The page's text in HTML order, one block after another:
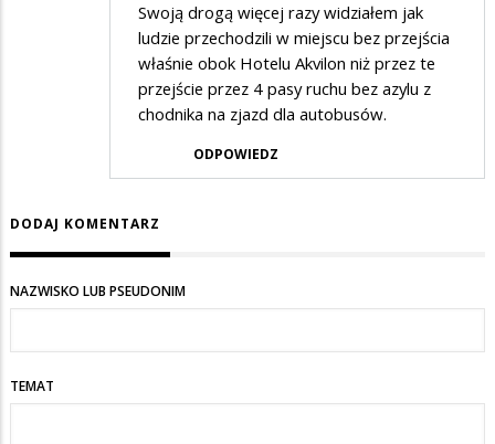
Swoją drogą więcej razy widziałem jak
ludzie przechodzili w miejscu bez przejścia
właśnie obok Hotelu Akvilon niż przez te
przejście przez 4 pasy ruchu bez azylu z
chodnika na zjazd dla autobusów.
ODPOWIEDZ
DODAJ KOMENTARZ
NAZWISKO LUB PSEUDONIM
TEMAT